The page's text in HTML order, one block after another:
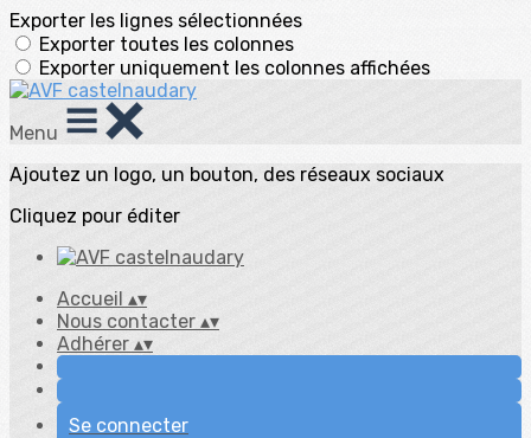
Exporter les lignes sélectionnées
Exporter toutes les colonnes
Exporter uniquement les colonnes affichées
Menu
Ajoutez un logo, un bouton, des réseaux sociaux
Cliquez pour éditer
Accueil ▴▾
Nous contacter ▴▾
Adhérer ▴▾
Se connecter